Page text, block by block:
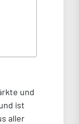
und
ist
aller